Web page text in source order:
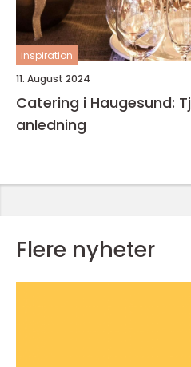
inspiration
11. August 2024
Catering i Haugesund:
anledning
Flere nyheter